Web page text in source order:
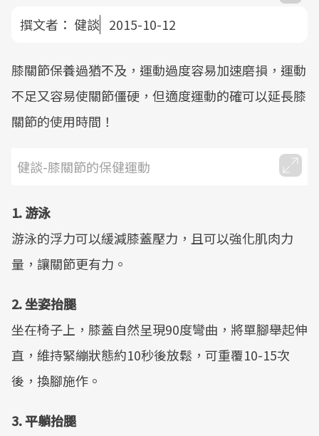
撰文者： 健談 2015-10-12
膝關節保養過猶不及，運動過度容易加速磨損，運動
不足又容易使關節僵硬，但適度運動的確可以延長膝
關節的使用時間！
健談-膝關節的保健運動
1.游泳
游泳的浮力可以緩減膝蓋壓力，且可以強化肌肉力
量，讓關節更有力。
2.坐姿抬腿
坐在椅子上，膝蓋自然呈現90度彎曲，將單腳舉起伸
直，維持緊繃狀態約10秒後放鬆，可重覆10-15次
後，換腳施作。
3.平躺抬腿